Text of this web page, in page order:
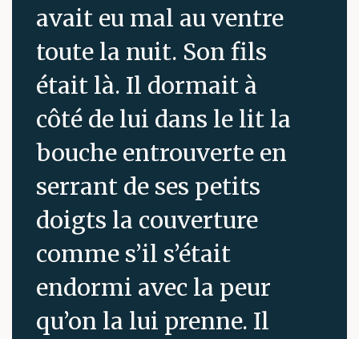
avait eu mal au ventre
toute la nuit. Son fils
était là. Il dormait à
côté de lui dans le lit la
bouche entrouverte en
serrant de ses petits
doigts la couverture
comme s’il s’était
endormi avec la peur
qu’on la lui prenne. Il